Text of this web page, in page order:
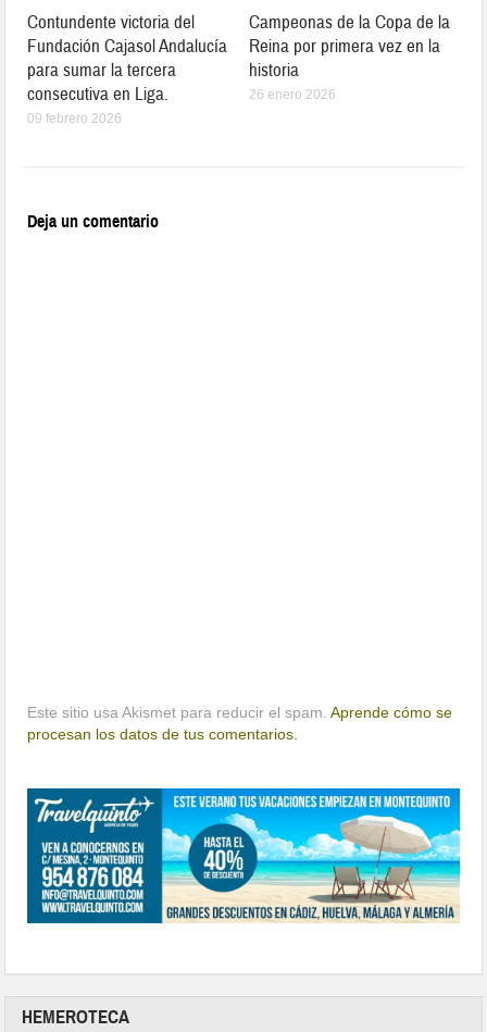
Contundente victoria del
Fundación Cajasol Andalucía
para sumar la tercera
consecutiva en Liga.
09 febrero 2026
Campeonas de la Copa de la
Reina por primera vez en la
historia
26 enero 2026
Deja un comentario
Este sitio usa Akismet para reducir el spam.Aprende cómo se
procesan los datos de tus comentarios.
HEMEROTECA